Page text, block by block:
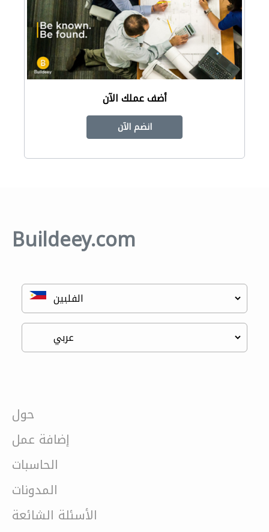
أضف عملك الآن
انضم الآن
Buildeey.com
حول
إضافة عمل
الحاسبات
المدونات
الأسئلة الشائعة